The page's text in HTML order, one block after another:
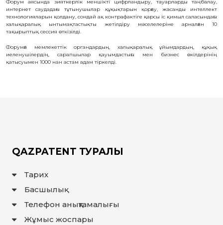
ГЕОГРАФИЯЛЫҚ
НҰСҚАМАЛАР
ТАУАРЛАР
ЖЕРЛЕР
АТАУЛАРЫНЫҢ
ИНТЕРАКТИВТІ
КАРТАСЫ
FAQ/
СҰРАҚ -
Форум аясында зияткерлік меншікті цифрландыру, тауарларды таңбалау,
интернет саудадағы тұтынушылар құқықтарын қорғау, жасанды интеллект
технологияларын қолдану, сондай ақ контрафактіге қарсы іс қимыл саласындағы
халықаралық ынтымақтастықты жетілдіру мәселелеріне арналған 10
тақырыптық сессия өткізілді.
Форумға мемлекеттік органдардың, халықаралық ұйымдардың, құқық
иеленушілердің, сарапшылар қауымдастығы мен бизнес өкілдерінің
қатысуымен 1000 нан астам адам тіркелді.
QAZPATENT ТУРАЛЫ
Тарих
Басшылық
Телефон анықтамалығы
Жұмыс жоспары